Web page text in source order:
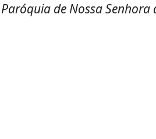
Paróquia de Nossa